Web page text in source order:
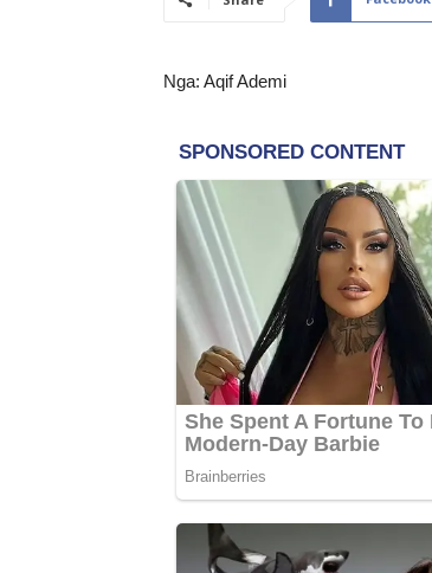
Nga: Aqif Ademi